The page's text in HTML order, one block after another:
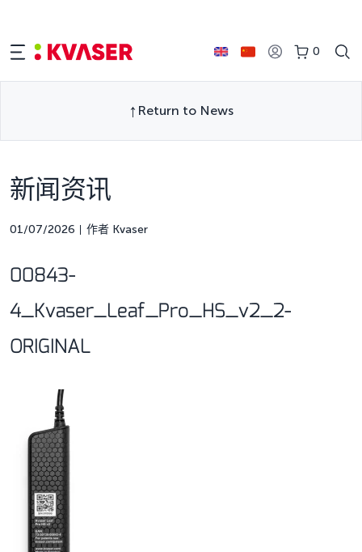
0
Return to News
新闻资讯
01/07/2026 作者 Kvaser
00843-
4_Kvaser_Leaf_Pro_HS_v2_2-
ORIGINAL